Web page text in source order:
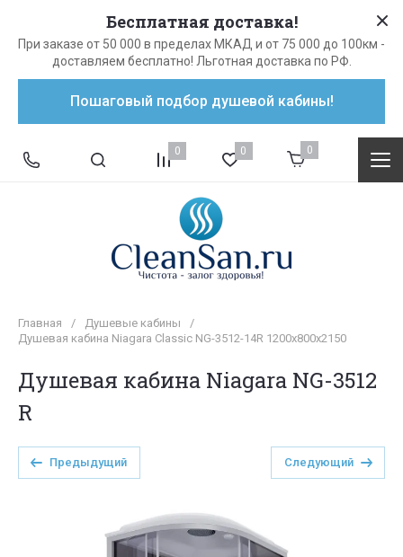
Бесплатная доставка!
При заказе от 50 000 в пределах МКАД и от 75 000 до 100км -
доставляем бесплатно! Льготная доставка по РФ.
Пошаговый подбор душевой кабины!
0 0 0
Главная / Душевые кабины
/
Душевая кабина Niagara Classic NG-3512-14R 1200х800х2150
Душевая кабина Niagara NG-3512
R
Предыдущий Следующий